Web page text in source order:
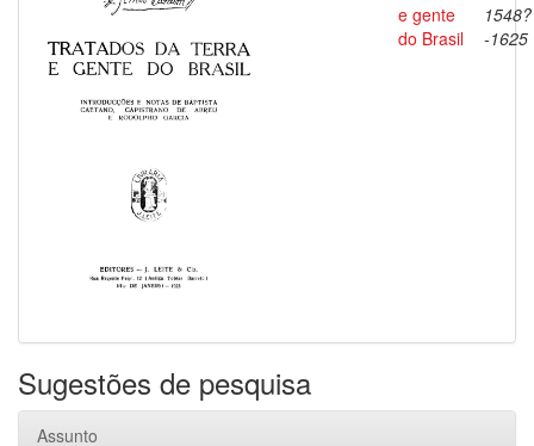
e gente
do Brasil
1548?
-1625
Sugestões de pesquisa
Assunto